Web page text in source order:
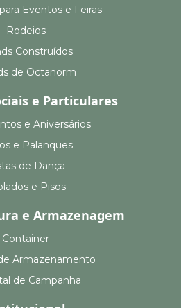
Eventos e Feiras
Rodeios
Construídos
de Octanorm
e Particulares
e Aniversários
e Palanques
de Dança
e Pisos
e Armazenagem
Container
Armazenamento
de Campanha